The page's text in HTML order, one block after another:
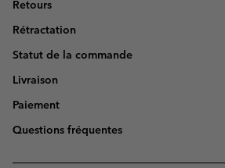
Retours
Rétractation
Statut de la commande
Livraison
Paiement
Questions fréquentes